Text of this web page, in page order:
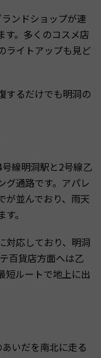
ンドショップが連
す。多くのコスメ店
ライトアップも見ど
するだけでも明洞の
線明洞駅と2号線乙
グ通路です。アパレ
が並んでおり、雨天
。
対応しており、明洞
百貨店方面へは乙
短ルートで地上に出
いだを南北に走る